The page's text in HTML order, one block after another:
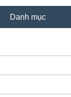
Danh mục